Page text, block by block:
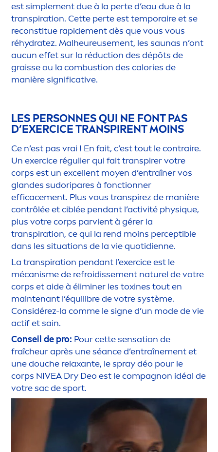
est simplement due à la perte d’eau due à la
transpiration. Cette perte est temporaire et se
reconstitue rapidement dès que vous vous
réhydratez. Malheureusement, les saunas n’ont
aucun effet sur la réduction des dépôts de
graisse ou la combustion des calories de
manière significative.
LES PERSONNES QUI NE FONT PAS
D’EXERCICE TRANSPIRENT MOINS
Ce n’est pas vrai ! En fait, c’est tout le contraire.
Un exercice régulier qui fait transpirer votre
corps est un excellent moyen d’entraîner vos
glandes sudoripares à fonctionner
efficacement. Plus vous transpirez de manière
contrôlée et ciblée pendant l’activité physique,
plus votre corps parvient à gérer la
transpiration, ce qui la rend moins perceptible
dans les situations de la vie quotidienne.
La transpiration pendant l’exercice est le
mécanisme de refroidissement naturel de votre
corps et aide à éliminer les toxines tout en
maintenant l’équilibre de votre système.
Considérez-la comme le signe d’un mode de vie
actif et sain.
Conseil de pro: Pour cettesensation de
fraîcheur après une séance d’entraînement et
une douche relaxante, le spray déo pour le
corps NIVEA Dry Deo est le compagnon idéal de
votre sac de sport.